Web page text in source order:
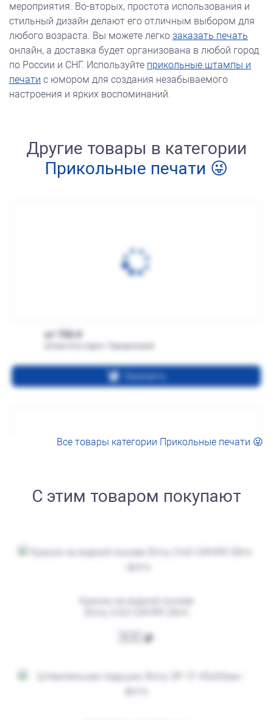
мероприятия. Во-вторых, простота использования и
стильный дизайн делают его отличным выбором для
любого возраста. Вы можете легко заказать печать
онлайн, а доставка будет организована в любой город
по России и СНГ. Используйте прикольные штампы и
печати с юмором для создания незабываемого
настроения и ярких воспоминаний.
Другие товары в категории
Прикольные печати 😜
от 750
Заказать
Штамп Все фигня. Переделать!
Все товары категории Прикольные печати 😜
С этим товаром покупают
Краска на водной основе